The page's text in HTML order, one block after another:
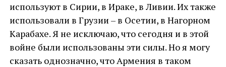
используют в Сирии, в Ираке, в Ливии. Их также
использовали в Грузии – в Осетии, в Нагорном
Карабахе. Я не исключаю, что сегодня и в этой
войне были использованы эти силы. Но я могу
сказать однозначно, что Армения в таком